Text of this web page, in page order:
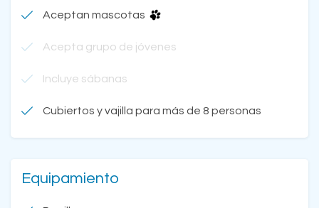
Aceptan mascotas
Acepta grupo de jóvenes
Incluye sábanas
Cubiertos y vajilla para más de 8 personas
Equipamiento